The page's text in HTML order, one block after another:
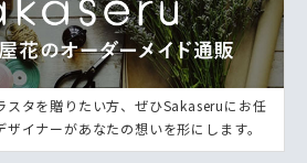
スタを贈りたい方、ぜひSakaseruにお任
イナーがあなたの想いを形にします。